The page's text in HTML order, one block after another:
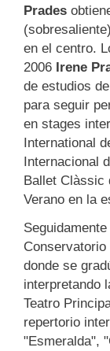
Prades
en el centro.
2006 Irene
de estudios
para seguir
en stages
International
Internacional
Ballet Clàssic
Verano en la
Seguidamente
donde se
interpretando
Teatro
repertorio
"Esmeralda",